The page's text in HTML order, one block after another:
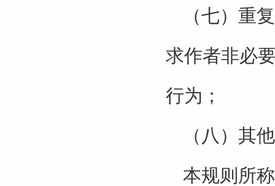
（七）重
求作者非必
行为；
（八）其
本规则所